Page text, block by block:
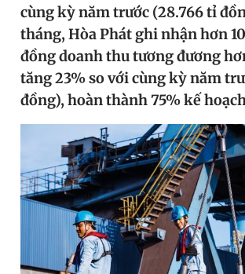
Video Magazine
Sản phẩm khác
Tiện ích Bạn cần
Thông tin tòa soạn Liên hệ
cùng kỳ năm trước (28.766 tỉ
tháng, Hòa Phát ghi nhận hơn
đồng doanh thu tương đương
tăng 23% so với cùng kỳ năm
đồng), hoàn thành 75% kế